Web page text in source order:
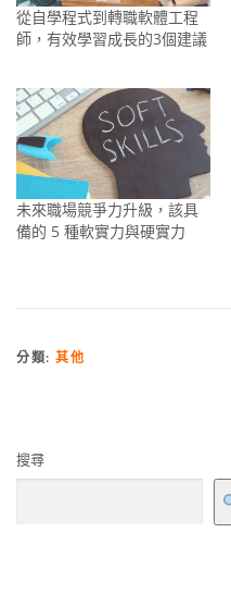
從自學程式到轉職軟體工程
師，有效學習成長的3個建議
未來職場競爭力升級，該具
備的 5 種軟實力與硬實力
分類: 其他
搜尋